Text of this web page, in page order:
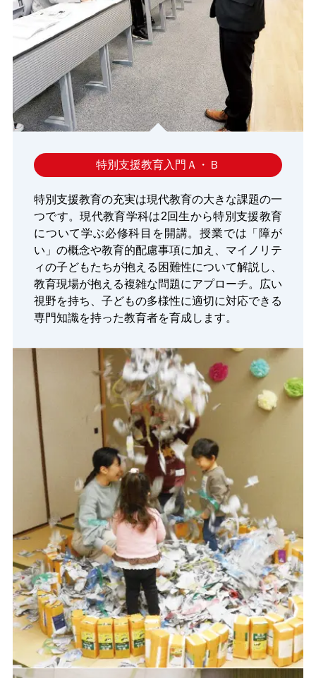
特別支援教育入門Ａ・Ｂ
特別支援教育の充実は現代教育の大きな課題の一
つです。現代教育学科は2回生から特別支援教育
について学ぶ必修科目を開講。授業では「障が
い」の概念や教育的配慮事項に加え、マイノリテ
ィの子どもたちが抱える困難性について解説し、
教育現場が抱える複雑な問題にアプローチ。広い
視野を持ち、子どもの多様性に適切に対応できる
専門知識を持った教育者を育成します。